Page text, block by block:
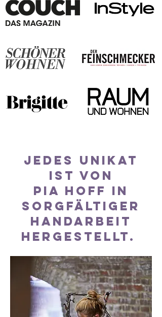
jedes unikat
ist von
pia hoff in
sorgfältiger
handarbeit
hergestellt.